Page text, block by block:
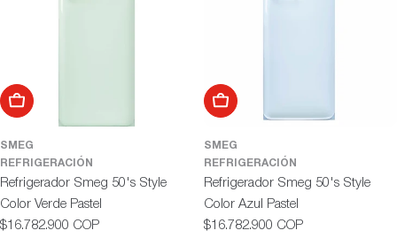
Añadir al carrito
SMEG
REFRIGERACIÓN
Refrigerador Smeg 50's Style
Color Verde Pastel
Precio
$16.782.900 COP
Añadir al carrito
SMEG
REFRIGERACIÓN
Refrigerador Smeg 50's Style
Color Azul Pastel
Precio
$16.782.900 COP